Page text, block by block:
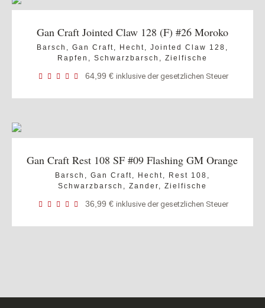
Gan Craft Jointed Claw 128 (F) #26 Moroko
Barsch , Gan Craft, Hecht, Jointed Claw 128 ,
Rapfen , Schwarzbarsch , Zielfische
64,99 € inklusive der gesetzlichen Steuer
Gan Craft Rest 108 SF #09 Flashing GM Orange
Barsch , Gan Craft, Hecht, Rest 108 ,
Schwarzbarsch , Zander, Zielfische
36,99 € inklusive der gesetzlichen Steuer